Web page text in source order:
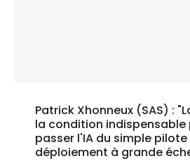
Patrick Xhonneux (SAS) :
la condition indispensable
passer l'IA du simple pilote
déploiement à grande